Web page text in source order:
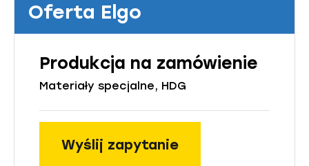
Oferta Elgo
Produkcja na zamówienie
Materiały specjalne, HDG
Wyślij zapytanie